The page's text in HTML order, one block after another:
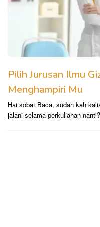
Pilih Jurusan Ilmu
Menghampiri Mu
Hai sobat Baca, sudah kah
jalani selama perkuliahan